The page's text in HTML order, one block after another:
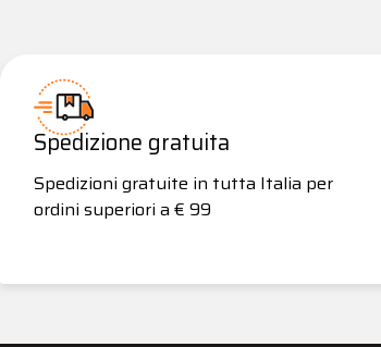
Spedizione gratuita
Spedizioni gratuite in tutta Italia per
ordini superiori a € 99